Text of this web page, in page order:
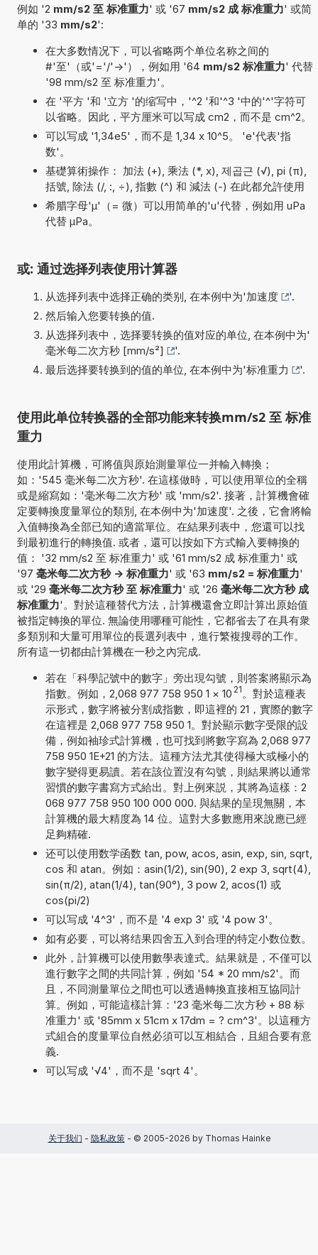
例如 '2 mm/s2 至 标准重力' 或 '67 mm/s2 成 标准重力' 或简
单的 '33 mm/s2':
在大多数情况下，可以省略两个单位名称之间的
#'至'（或'='/'->'），例如用 '64 mm/s2 标准重力' 代替
'98 mm/s2 至 标准重力'。
在 '平方 '和 '立方 '的缩写中，'^2 '和'^3 '中的'^'字符可
以省略。因此，平方厘米可以写成 cm2，而不是 cm^2。
可以写成 '1,34e5'，而不是 1,34 x 10^5。 'e'代表'指
数'。
基礎算術操作： 加法 (+), 乘法 (*, x), 제곱근 (√), pi (π),
括號, 除法 (/, :, ÷), 指數 (^) 和 減法 (-) 在此都允許使用
希腊字母'µ'（= 微）可以用简单的'u'代替，例如用 uPa
代替 µPa。
或: 通过选择列表使用计算器
从选择列表中选择正确的类别, 在本例中为'加速度
'.
然后输入您要转换的值.
从选择列表中，选择要转换的值对应的单位, 在本例中为'
毫米每二次方秒 [mm/s²]
'.
最后选择要转换到的值的单位, 在本例中为'标准重力 '.
使用此单位转换器的全部功能来转换mm/s2 至 标准
重力
使用此計算機，可將值與原始測量單位一并輸入轉換；
如：'545 毫米每二次方秒'. 在這樣做時，可以使用單位的全稱
或是縮寫如：'毫米每二次方秒' 或 'mm/s2'. 接著，計算機會確
定要轉換度量單位的類別, 在本例中为'加速度'. 之後，它會將輸
入值轉換為全部已知的適當單位。在結果列表中，您還可以找
到最初進行的轉換值. 或者，還可以按如下方式輸入要轉換的
值： '32 mm/s2 至 标准重力' 或 '61 mm/s2 成 标准重力' 或
'97 毫米每二次方秒 -> 标准重力' 或 '63 mm/s2 = 标准重力'
或 '29 毫米每二次方秒 至 标准重力' 或 '26 毫米每二次方秒 成
标准重力'。對於這種替代方法，計算機還會立即計算出原始值
被指定轉換的單位. 無論使用哪種可能性，它都省去了在具有衆
多類別和大量可用單位的長選列表中，進行繁複搜尋的工作。
所有這一切都由計算機在一秒之內完成.
若在「科學記號中的數字」旁出現勾號，則答案將顯示為
指數。例如，2,068 977 758 950 1 × 10 21 。對於這種表
示形式，數字將被分割成指數，即這裡的 21，實際的數字
在這裡是 2,068 977 758 950 1。對於顯示數字受限的設
備，例如袖珍式計算機，也可找到將數字寫為 2,068 977
758 950 1E+21 的方法。這種方法尤其使得極大或極小的
數字變得更易讀。若在該位置沒有勾號，則結果將以通常
習慣的數字書寫方式給出。對上例來説，其將為這樣：2
068 977 758 950 100 000 000. 與結果的呈現無關，本
計算機的最大精度為 14 位。這對大多數應用來說應已經
足夠精確.
还可以使用数学函数 tan, pow, acos, asin, exp, sin, sqrt,
cos 和 atan。例如：asin(1/2), sin(90), 2 exp 3, sqrt(4),
sin(π/2), atan(1/4), tan(90°), 3 pow 2, acos(1) 或
cos(pi/2)
可以写成 '4^3'，而不是 '4 exp 3' 或 '4 pow 3'。
如有必要，可以将结果四舍五入到合理的特定小数位数。
此外，計算機可以使用數學表達式。結果就是，不僅可以
進行數字之間的共同計算，例如 '54 * 20 mm/s2'。而
且，不同測量單位之間也可以透過轉換直接相互協同計
算。例如，可能這樣計算：'23 毫米每二次方秒 + 88 标
准重力' 或 '85mm x 51cm x 17dm = ? cm^3'。以這種方
式組合的度量單位自然必須可以互相結合，且組合要有意
義.
可以写成 '√4'，而不是 'sqrt 4'。
关于我们 - 隐私政策- © 2005-2026 by Thomas Hainke